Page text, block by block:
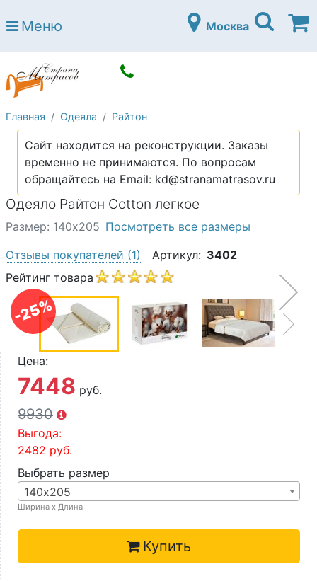
Страна матрасов
Open submenu (Матрасы)
Open submenu (Кровати)
Кровати
Open submenu (Аксессуары)
Open submenu (Диваны)
Диваны
Open submenu (Постельное белье)
Постельное белье
Open submenu (Мебель)
Мебель
Open submenu (Основания)
Основания
Open submenu (Детские матрасы)
Open submenu (Детские кровати)
Детские кровати
Open submenu (Шкафы)
Шкафы
О компании
Контакты
Доставка по городу
Меню Москва
Главная Одеяла Райтон
Сайт находится на реконструкции. Заказы
временно не принимаются. По вопросам
обращайтесь на Email: kd@stranamatrasov.ru
Одеяло Райтон Cotton легкое
-25%
Размер: 140х205 Посмотреть все размеры
Отзывы покупателей (1) Артикул: 3402
Рейтинг товара
Цена:
7448 руб.
9930
Выгода:
2482 руб.
Выбрать размер
140х205
Ширина х Длина
Купить